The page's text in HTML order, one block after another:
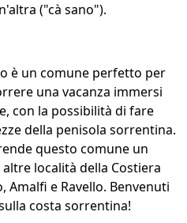
("cà sano").
è un comune perfetto per
una vacanza immersi
con la possibilità di fare
della penisola sorrentina.
questo comune un
località della Costiera
Amalfi e Ravello. Benvenuti
costa sorrentina!